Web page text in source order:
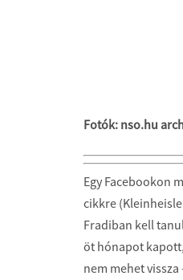
Fotók: nso.hu
Egy Facebookon
cikkre
Fradiban kell
öt hónapot
nem mehet vissza